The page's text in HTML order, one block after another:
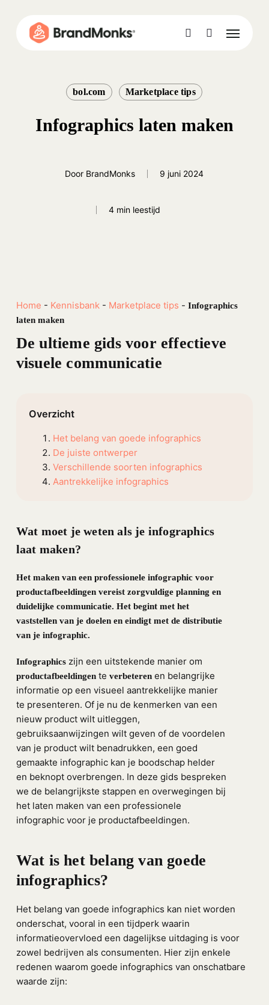
Cart
Cart
bol.com Marketplace tips
Infographics laten maken
Door BrandMonks 9 juni 2024
4 min leestijd
Home - Kennisbank- Marketplace tips - Infographics
laten maken
De ultieme gids voor effectieve
visuele communicatie
Wat moet je weten als je infographics
laat maken?
Het maken van een professionele infographic voor
productafbeeldingen vereist zorgvuldige planning en
duidelijke communicatie. Het begint met het
vaststellen van je doelen en eindigt met de distributie
van je infographic.
Infographicszijn een uitstekende manier om
productafbeeldingente verbeterenen belangrijke
informatie op een visueel aantrekkelijke manier
te presenteren. Of je nu de kenmerken van een
nieuw product wilt uitleggen,
gebruiksaanwijzingen wilt geven of de voordelen
van je product wilt benadrukken, een goed
gemaakte infographic kan je boodschap helder
en beknopt overbrengen. In deze gids bespreken
we de belangrijkste stappen en overwegingen bij
het laten maken van een professionele
infographic voor je productafbeeldingen.
Overzicht
Het belang van goede infographics
De juiste ontwerper
Verschillende soorten infographics
Aantrekkelijke infographics
Wat is het belang van goede
infographics?
Het belang van goede infographics kan niet worden
onderschat, vooral in een tijdperk waarin
informatieovervloed een dagelijkse uitdaging is voor
zowel bedrijven als consumenten. Hier zijn enkele
redenen waarom goede infographics van onschatbare
waarde zijn: